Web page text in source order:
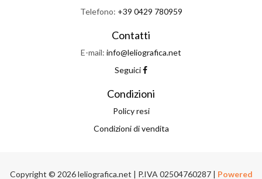
Telefono: +39 0429 780959
Contatti
E-mail: info@leliografica.net
Seguici
Condizioni
Policy resi
Condizioni di vendita
Copyright © 2026 leliografica.net | P.IVA 02504760287 | Powered